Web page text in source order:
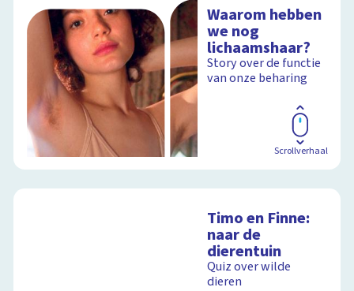
Waarom hebben
we nog
lichaamshaar?
Story over de functie
van onze beharing
Scrollverhaal
Timo en Finne:
naar de
dierentuin
Quiz over wilde
dieren